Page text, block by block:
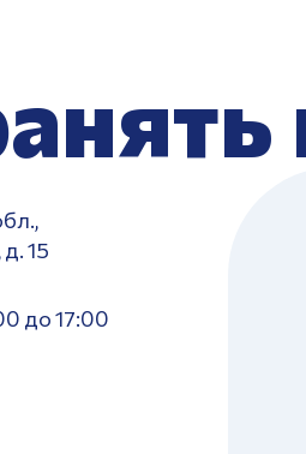
15
до 17:00